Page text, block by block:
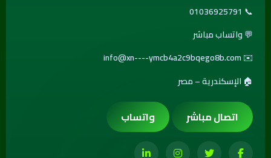
📞
01036925791
💬واتساب مباشر
✉️
info@xn----ymcb4a2c9bqego8b.com
🏠 الإسكندرية – مصر
اتصال مباشر واتساب